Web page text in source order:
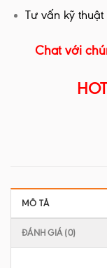
Tư vấn kỹ
Chat với
MÔ TẢ
ĐÁNH GIÁ (0)